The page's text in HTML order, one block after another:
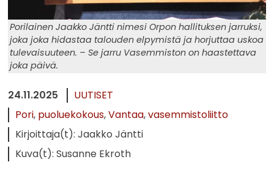
Porilainen Jaakko Jäntti nimesi Orpon hallituksen jarruksi,
joka joka hidastaa talouden elpymistä ja horjuttaa uskoa
tulevaisuuteen. – Se jarru Vasemmiston on haastettava
joka päivä.
24.11.2025
UUTISET
Pori puoluekokous Vantaa vasemmistoliitto
Kirjoittaja(t): Jaakko Jäntti
Kuva(t): Susanne Ekroth